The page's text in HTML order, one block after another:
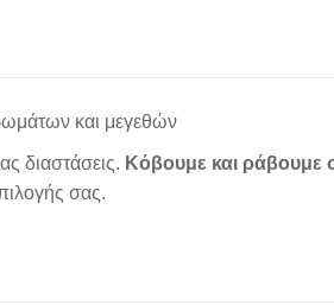
και μεγεθών
διαστάσεις. Κόβουμε και ράβουμε
σας.